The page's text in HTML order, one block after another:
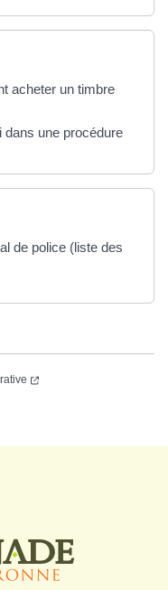
acheter un timbre
dans une procédure
de police (liste des